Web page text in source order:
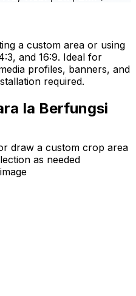
a custom area or using
and 16:9. Ideal for
profiles, banners, and
required.
Ia Berfungsi
draw a custom crop area
as needed